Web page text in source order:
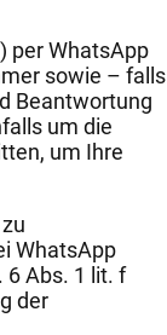
per WhatsApp
sowie – falls
Beantwortung
um die
um Ihre
WhatsApp
Abs. 1 lit. f
der